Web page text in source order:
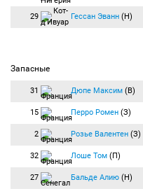
29 Гессан Эванн (Н)
Запасные
31 Дюпе Максим (В)
15 Перро Ромен (З)
2 Розье Валентен (З)
32 Лоше Том (П)
27 Бальде Алию (Н)